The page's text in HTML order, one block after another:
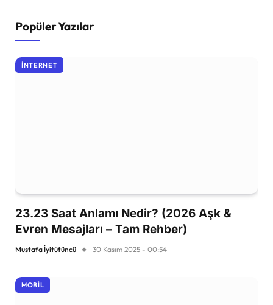
Popüler Yazılar
İNTERNET
23.23 Saat Anlamı Nedir? (2026 Aşk &
Evren Mesajları – Tam Rehber)
Mustafa İyitütüncü 30 Kasım 2025 - 00:54
MOBIL